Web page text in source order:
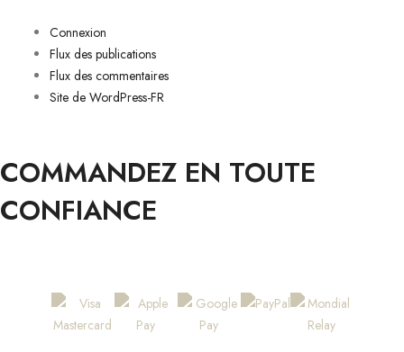
Connexion
Flux des publications
Flux des commentaires
Site de WordPress-FR
COMMANDEZ EN TOUTE
CONFIANCE